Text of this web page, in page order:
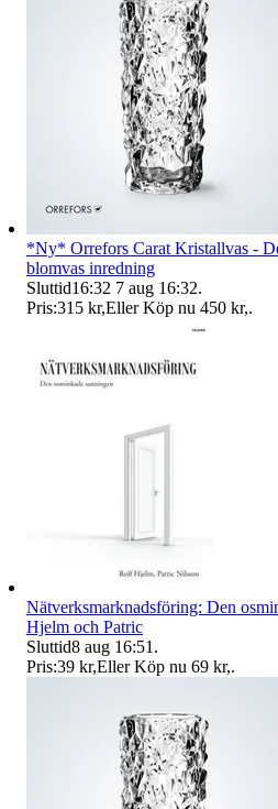
*Ny* Orrefors Carat Kristallvas -
blomvas inredning
Sluttid16:32 7 aug 16:32.
Pris:315 kr,Eller Köp nu 450 kr,.
Nätverksmarknadsföring: Den
Hjelm och Patric
Sluttid8 aug 16:51 .
Pris:39 kr,Eller Köp nu 69 kr,.